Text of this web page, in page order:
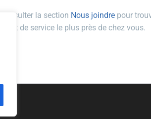
Consulter la section Nous joindrepour
point de service le plus près de chez vous.